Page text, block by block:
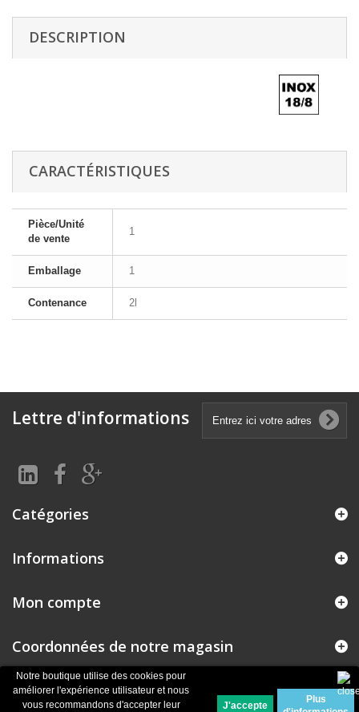
Notre boutique utilise des cookies pour
améliorer l'expérience utilisateur et nous
vous recommandons d'accepter leur
Plus
DESCRIPTION
CARACTÉRISTIQUES
Pièce/Unité
de vente
1
Emballage 1
Contenance 2l
Lettre d'informations
Catégories
Informations
© 2026Logiciel e-commerce par PrestaShop™
Mon compte
Coordonnées de notre magasin